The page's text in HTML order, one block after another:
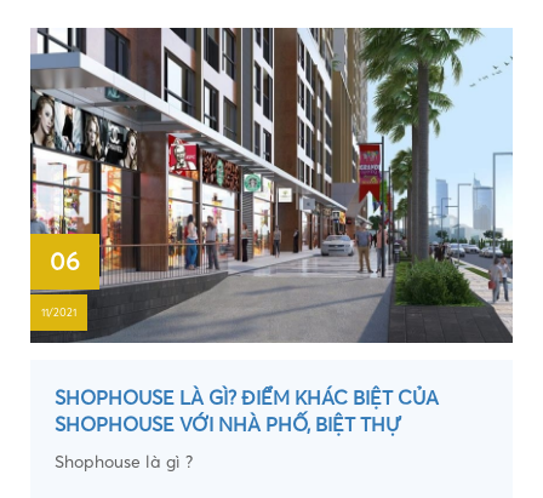
06
11/2021
SHOPHOUSE LÀ GÌ? ĐIỂM KHÁC BIỆT CỦA
SHOPHOUSE VỚI NHÀ PHỐ, BIỆT THỰ
Shophouse là gì ?